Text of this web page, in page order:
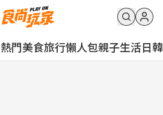
熱門美食旅行懶人包親子生活日韓